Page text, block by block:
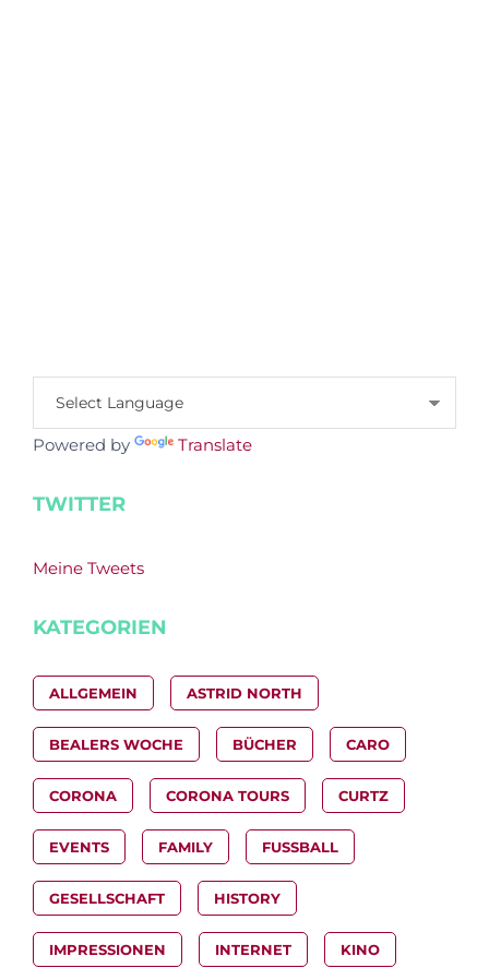
Powered by Translate
TWITTER
Meine Tweets
KATEGORIEN
ALLGEMEIN ASTRID NORTH
BEALERS WOCHE BÜCHER CARO
CORONA CORONA TOURS CURTZ
EVENTS FAMILY FUSSBALL
GESELLSCHAFT HISTORY
IMPRESSIONEN INTERNET KINO